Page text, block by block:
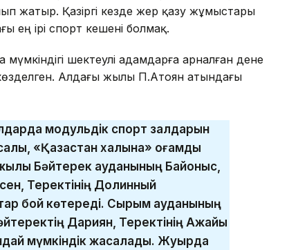
жатыр. Қазіргі кезде жер қазу жұмыстары
ең ірі спорт кешені болмақ.
шектеулі адамдарға арналған дене
Алдағы жылы П.Атоян атындағы
модульдік спорт залдарын
«Қазақстан халқына» қоғамдық
Бәйтерек ауданының Байқоныс,
Теректінің Долинный
бой көтереді. Сырым ауданының
Дариян, Теректінің Ақжайық
мүмкіндік жасалады. Жуырда